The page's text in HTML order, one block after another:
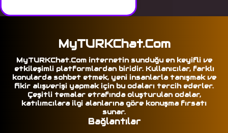
MyTURKChat.Com
MyTURKChat.Com internetin sunduğu en keyifli ve
etkileşimli platformlardan biridir. Kullanıcılar, farklı
konularda sohbet etmek, yeni insanlarla tanışmak ve
fikir alışverişi yapmak için bu odaları tercih ederler.
Çeşitli temalar etrafında oluşturulan odalar,
katılımcılara ilgi alanlarına göre konuşma fırsatı
sunar.
Bağlantılar